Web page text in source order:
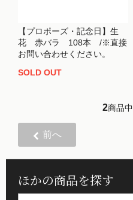
【プロポーズ・記念日】生
花 赤バラ 108本 /※直接
お問い合わせください。
SOLD OUT
2商品中
前へ
ほかの商品を探す